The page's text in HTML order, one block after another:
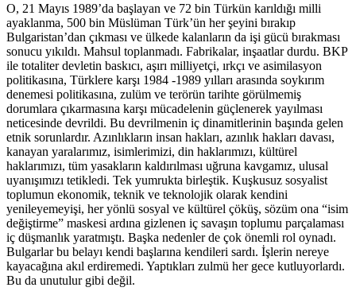
O, 21 Mayıs 1989’da başlayan ve 72 bin Türkün karıldığı milli
ayaklanma, 500 bin Müslüman Türk’ün her şeyini bırakıp
Bulgaristan’dan çıkması ve ülkede kalanların da işi gücü bırakması
sonucu yıkıldı. Mahsul toplanmadı. Fabrikalar, inşaatlar durdu. BKP
ile totaliter devletin baskıcı, aşırı milliyetçi, ırkçı ve asimilasyon
politikasına, Türklere karşı 1984 -1989 yılları arasında soykırım
denemesi politikasına, zulüm ve terörün tarihte görülmemiş
dorumlara çıkarmasına karşı mücadelenin güçlenerek yayılması
neticesinde devrildi. Bu devrilmenin iç dinamitlerinin başında gelen
etnik sorunlardır. Azınlıkların insan hakları, azınlık hakları davası,
kanayan yaralarımız, isimlerimizi, din haklarımızı, kültürel
haklarımızı, tüm yasakların kaldırılması uğruna kavgamız, ulusal
uyanışımızı tetikledi. Tek yumrukta birleştik. Kuşkusuz sosyalist
toplumun ekonomik, teknik ve teknolojik olarak kendini
yenileyemeyişi, her yönlü sosyal ve kültürel çöküş, sözüm ona “isim
değiştirme” maskesi ardına gizlenen iç savaşın toplumu parçalaması
iç düşmanlık yaratmıştı. Başka nedenler de çok önemli rol oynadı.
Bulgarlar bu belayı kendi başlarına kendileri sardı. İşlerin nereye
kayacağına akıl erdiremedi. Yaptıkları zulmü her gece kutluyorlardı.
Bu da unutulur gibi değil.